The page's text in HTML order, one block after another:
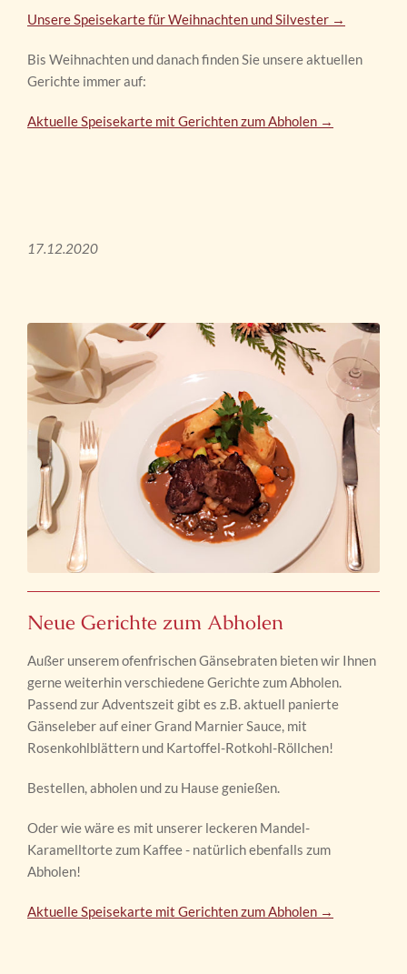
Unsere Speisekarte für Weihnachten und Silvester →
Bis Weihnachten und danach finden Sie unsere aktuellen
Gerichte immer auf:
Aktuelle Speisekarte mit Gerichten zum Abholen →
17.12.2020
Neue Gerichte zum Abholen
Außer unserem ofenfrischen Gänsebraten bieten wir Ihnen
gerne weiterhin verschiedene Gerichte zum Abholen.
Passend zur Adventszeit gibt es z.B. aktuell panierte
Gänseleber auf einer Grand Marnier Sauce, mit
Rosenkohlblättern und Kartoffel-Rotkohl-Röllchen!
Bestellen, abholen und zu Hause genießen.
Oder wie wäre es mit unserer leckeren Mandel-
Karamelltorte zum Kaffee - natürlich ebenfalls zum
Abholen!
Aktuelle Speisekarte mit Gerichten zum Abholen →